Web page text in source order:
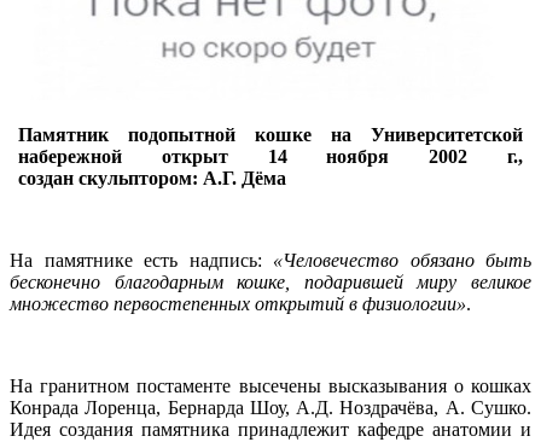
Памятник подопытной кошке на Университетской
набережной открыт 14 ноября 2002 г.,
создан скульптором: А.Г. Дёма
На памятнике есть надпись: «Человечество обязано быть
бесконечно благодарным кошке, подарившей миру великое
множество первостепенных открытий в физиологии».
На гранитном постаменте высечены высказывания о кошках
Конрада Лоренца, Бернарда Шоу, А.Д. Ноздрачёва, А. Сушко.
Идея создания памятника принадлежит кафедре анатомии и